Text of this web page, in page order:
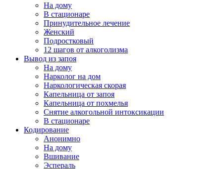
На дому
В стационаре
Принудительное лечение
Женский
Подростковый
12 шагов от алкоголизма
Вывод из запоя
На дому
Нарколог на дом
Наркологическая скорая
Капельница от запоя
Капельница от похмелья
Снятие алкогольной интоксикации
В стационаре
Кодирование
Анонимно
На дому
Вшивание
Эспераль